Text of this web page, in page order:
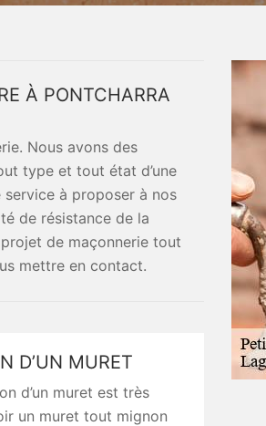
À PONTCHARRA
Nous avons des
type et tout état d’une
à proposer à nos
de résistance de la
de maçonnerie tout
mettre en contact.
D’UN MURET
d’un muret est très
un muret tout mignon